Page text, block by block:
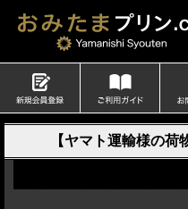
【ヤマト運輸様の荷